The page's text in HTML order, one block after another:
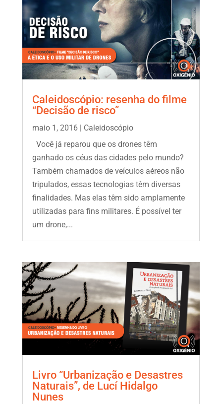
Caleidoscópio: resenha do filme
“Decisão de risco”
maio 1, 2016| Caleidoscópio
Você já reparou que os drones têm
ganhado os céus das cidades pelo mundo?
Também chamados de veículos aéreos não
tripulados, essas tecnologias têm diversas
finalidades. Mas elas têm sido amplamente
utilizadas para fins militares. É possível ter
um drone,...
Livro “Urbanização e Desastres
Naturais”, de Lucí Hidalgo
Nunes